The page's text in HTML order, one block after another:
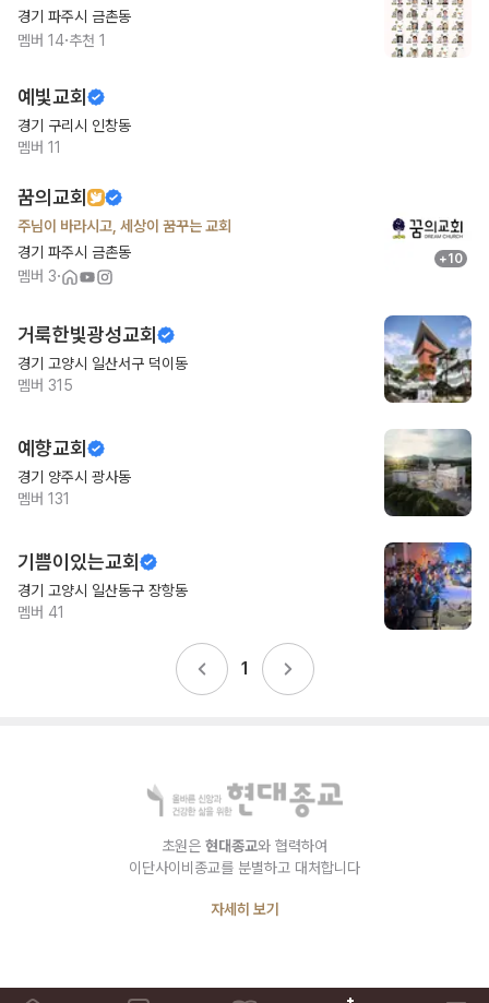
경기 파주시 금촌동
멤버 14·추천 1
예빛교회
경기 구리시 인창동
멤버 11
꿈의교회
주님이 바라시고, 세상이 꿈꾸는 교회
경기 파주시 금촌동
멤버 3·
+10
거룩한빛광성교회
경기 고양시 일산서구 덕이동
멤버 315
예향교회
경기 양주시 광사동
멤버 131
기쁨이있는교회
경기 고양시 일산동구 장항동
멤버 41
1
초원은 현대종교와 협력하여
이단사이비종교를 분별하고 대처합니다
자세히 보기